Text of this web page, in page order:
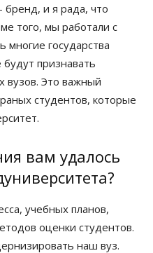
и я рада, что
того, мы работали с
государства
признавать
вузов. Это важный
студентов, которые
вам удалось
учебных планов,
оценки студентов.
наш вуз.